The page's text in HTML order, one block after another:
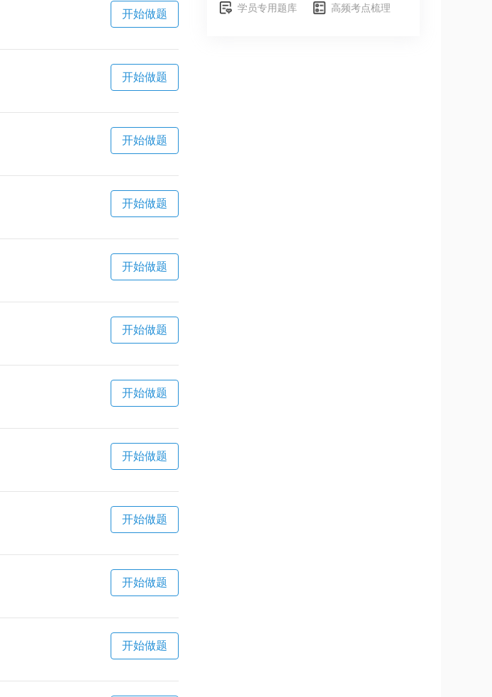
开始做题
开始做题
开始做题
开始做题
开始做题
开始做题
开始做题
开始做题
开始做题
开始做题
开始做题
学员专用题库
高频考点梳理